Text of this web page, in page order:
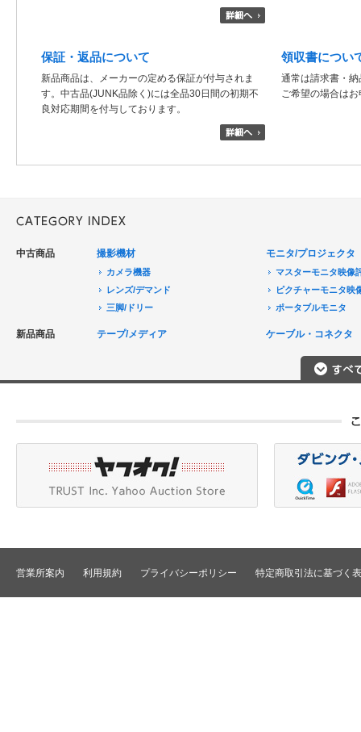
保証・返品について
新品商品は、メーカーの定める保証が付与されま
す。中古品(JUNK品除く)には全品30日間の初期不
良対応期間を付与しております。
領収書につい
通常は請求書・
ご希望の場合は
中古商品 撮影機材
カメラ機器
レンズ/デマンド
三脚/ドリー
ポータブルレコーダ
SD仕様VTR
HD仕様VTR
メモリーレコーダ/ディスクレコー
VTRインターフェース/アクセサリ
モニタ/プロジェクタ
マスターモニタ映像
ピクチャーモニタ映
ポータブルモニタ
プロジェクタ
プロジェクタアクセ
スイッチャ
編集コントローラ
コンバータ
TBC/FS
新品商品 テープ/メディア
DLT/LTO
ケーブル・コネクタ
営業所案内 利用規約 プライバシーポリシー 特定商取引法に基づく